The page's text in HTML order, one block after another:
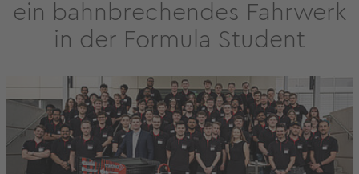
ein bahnbrechendes Fahrwerk
in der Formula Student